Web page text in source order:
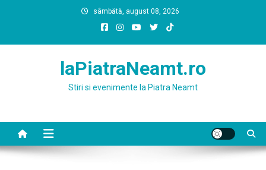
sâmbătă, august 08, 2026
laPiatraNeamt.ro
Stiri si evenimente la Piatra Neamt